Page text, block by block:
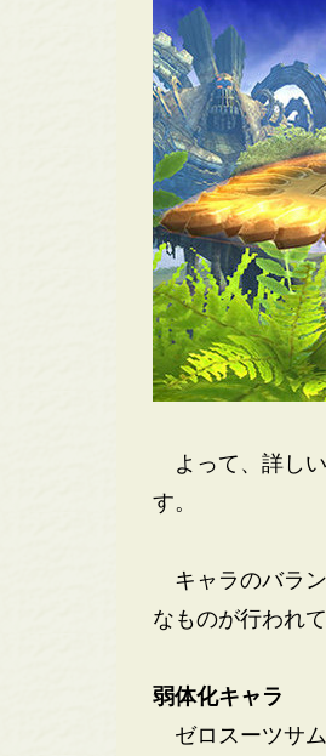
よって、詳しい
す。
キャラのバラン
なものが行われ
弱体化キャラ
ゼロスーツサ